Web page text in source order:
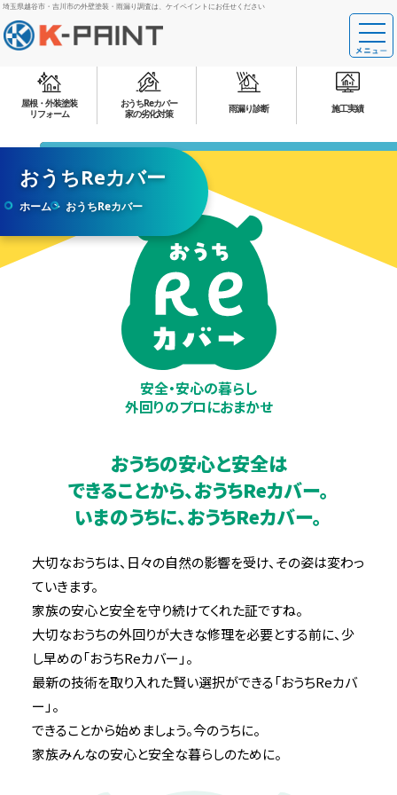
埼玉県越谷市・吉川市の外壁塗装・雨漏り調査は、ケイペイントにお任せください
屋根・外装塗装
リフォーム
おうちReカバー
家の劣化対策
雨漏り診断 施工実績
おうちReカバー
ホーム おうちReカバー
安全・安心の暮らし
外回りのプロにおまかせ
おうちの安心と安全は
できることから、おうちReカバー。
いまのうちに、おうちReカバー。
大切なおうちは、日々の自然の影響を受け、その姿は変わっ
ていきます。
家族の安心と安全を守り続けてくれた証ですね。
大切なおうちの外回りが大きな修理を必要とする前に、少
し早めの「おうちReカバー」。
最新の技術を取り入れた賢い選択ができる「おうちReカバ
ー」。
できることから始めましょう。今のうちに。
家族みんなの安心と安全な暮らしのために。